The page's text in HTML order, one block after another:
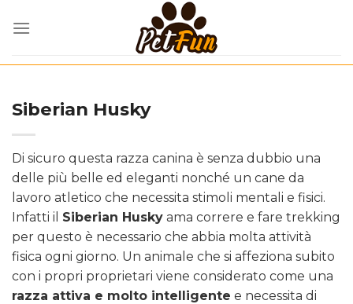
Siberian Husky
Di sicuro questa razza canina è senza dubbio una
delle più belle ed eleganti nonché un cane da
lavoro atletico che necessita stimoli mentali e fisici.
Infatti il Siberian Husky ama correre e fare trekking
per questo è necessario che abbia molta attività
fisica ogni giorno. Un animale che si affeziona subito
con i propri proprietari viene considerato come una
razza attiva e molto intelligente e necessita di